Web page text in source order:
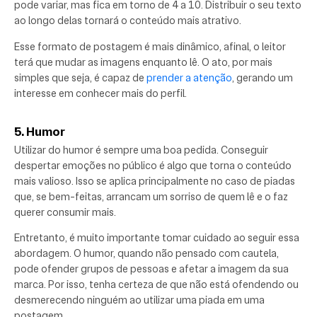
pode variar, mas fica em torno de 4 a 10. Distribuir o seu texto
ao longo delas tornará o conteúdo mais atrativo.
Esse formato de postagem é mais dinâmico, afinal, o leitor
terá que mudar as imagens enquanto lê. O ato, por mais
simples que seja, é capaz de prender a atenção, gerando um
interesse em conhecer mais do perfil.
5. Humor
Utilizar do humor é sempre uma boa pedida. Conseguir
despertar emoções no público é algo que torna o conteúdo
mais valioso. Isso se aplica principalmente no caso de piadas
que, se bem-feitas, arrancam um sorriso de quem lê e o faz
querer consumir mais.
Entretanto, é muito importante tomar cuidado ao seguir essa
abordagem. O humor, quando não pensado com cautela,
pode ofender grupos de pessoas e afetar a imagem da sua
marca. Por isso, tenha certeza de que não está ofendendo ou
desmerecendo ninguém ao utilizar uma piada em uma